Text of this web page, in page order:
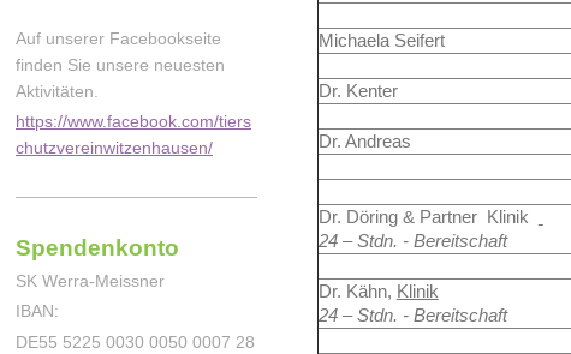
Michaela Seifert
Dr. Kenter
Dr. Andreas
Dr. Döring & Partner Klinik
24 – Stdn. - Bereitschaft
Dr. Kähn, Klinik
24 – Stdn. - Bereitschaft
Auf unserer Facebookseite
finden Sie unsere neuesten
Aktivitäten.
https://www.facebook.com/tiers
chutzvereinwitzenhausen/
Spendenkonto
SK Werra-Meissner
IBAN:
DE55 5225 0030 0050 0007 28